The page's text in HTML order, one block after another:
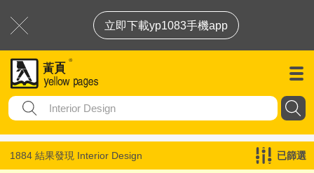
立即下載yp1083手機app
1884 結果發現 Interior Design 已篩選